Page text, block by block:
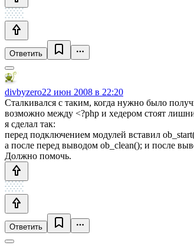
Ответить
divbyzero22 июн 2008 в 22:20
Сталкивался с таким, когда нужно было
возможно между <?php и хедером стоят
я сделал так:
перед подключением модулей вставил
а после перед выводом ob_clean(); и после
Должно помочь.
Ответить